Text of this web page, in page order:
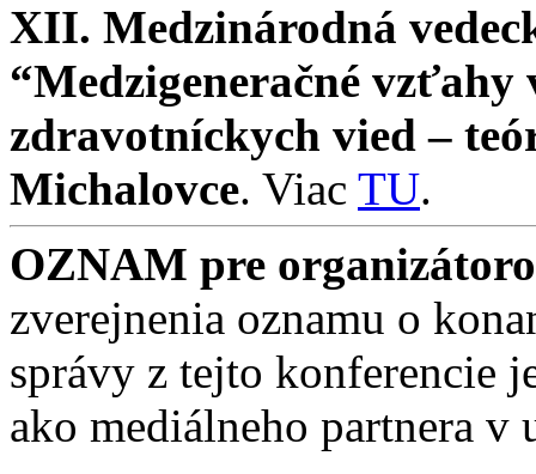
XII. Medzinárodná
“Medzigeneračné vzťahy
zdravotníckych vied –
Michalovce. Viac TU.
OZNAM pre
zverejnenia oznamu o
správy z tejto konferencie
ako mediálneho partnera v